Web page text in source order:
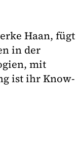
Haan, fügt
in der
mit
ist ihr Know-